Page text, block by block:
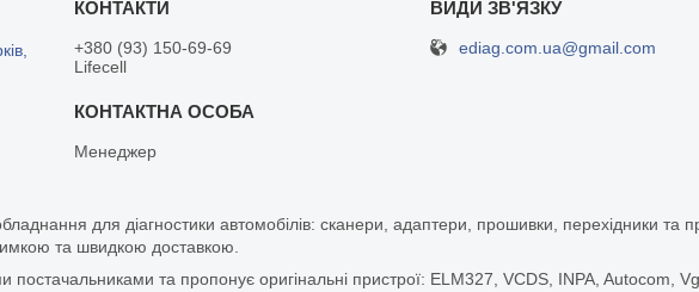
+380 (93) 150-69-69
Lifecell
Менеджер
ediag.com.ua@gmail.com
для діагностики автомобілів: сканери, адаптери, прошивки, перехідники та
та швидкою доставкою.
та пропонує оригінальні пристрої: ELM327, VCDS, INPA, Autocom,